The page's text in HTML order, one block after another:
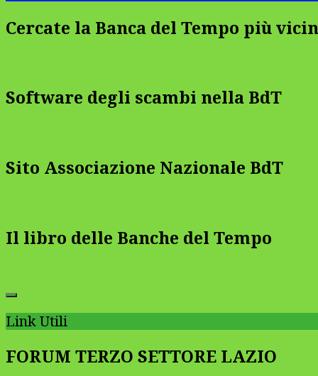
Cercate la Banca del Tempo più
Software degli scambi nella BdT
Sito Associazione Nazionale BdT
Il libro delle Banche del Tempo
Link Utili
FORUM TERZO SETTORE LAZIO